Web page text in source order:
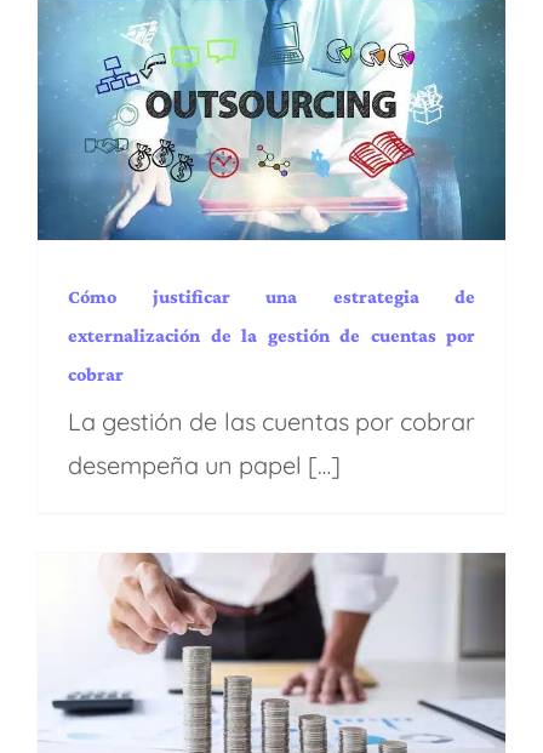
Cómo justificar una
estrategia de
externalización de la
gestión de cuentas por
cobrar
Administración y Finanzas BPM Capacidades
EE.UU.
Industrias Latam Procesos y operaciones
Puesta en marcha Regiones Servicios
Cómo justificar una estrategia de
externalización de la gestión de cuentas por
cobrar
La gestión de las cuentas por cobrar
desempeña un papel […]
Acelere su éxito financiero:
Dominar las cuentas por
cobrar con 7 estrategias
probadas para una gestión
óptima
Administración y Finanzas BPA BPM Capacidades